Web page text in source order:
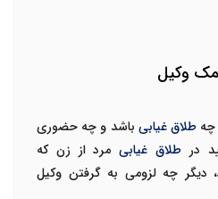
وکیل
چه طلاق غیابی باشد و چه حضوری
در طلاق غیابیمرد از زن که
دیگر چه لزومی به گرفتن وکیل